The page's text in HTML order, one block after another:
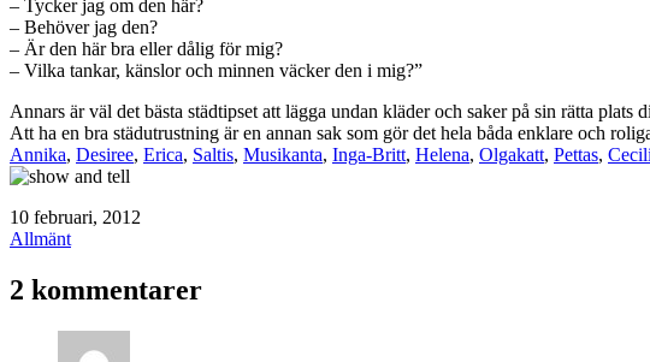
– Tycker jag om den här?
– Behöver jag den?
– Är den här bra eller dålig för mig?
– Vilka tankar, känslor och minnen väcker den i mig?”
Annars är väl det bästa städtipset att lägga undan kläder och saker på sin rätta plats
Att ha en bra städutrustning är en annan sak som gör det hela båda enklare och
Annika, Desiree, Erica, Saltis, Musikanta, Inga-Britt, Helena, Olgakatt, Pettas,
Publicerat
den
10 februari, 2012
Kategoriserat
Allmänt
2 kommentarer